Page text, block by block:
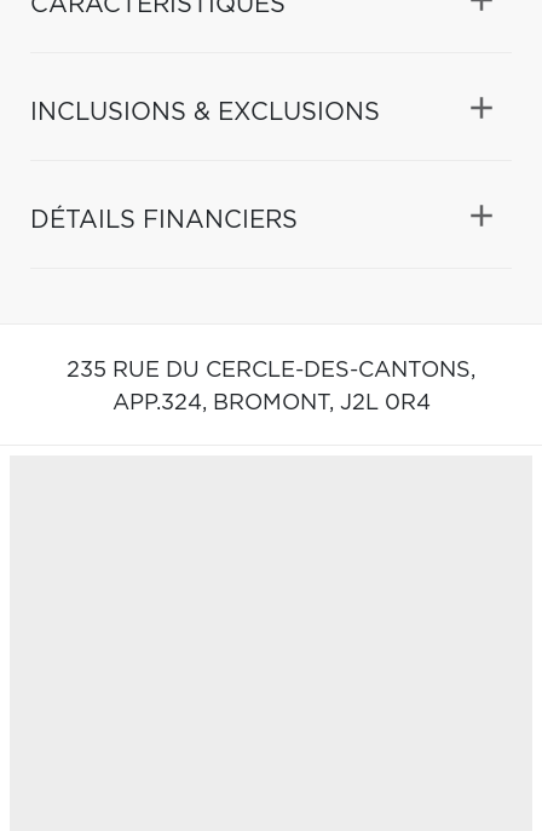
INCLUSIONS & EXCLUSIONS
DÉTAILS FINANCIERS
235 RUE DU CERCLE-DES-CANTONS,
APP.324, BROMONT, J2L 0R4